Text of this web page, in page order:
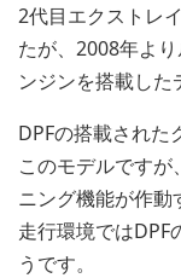
2代目エクストレ
たが、2008年よ
ンジンを搭載した
DPFの搭載された
このモデルです
ニング機能が作動
走行環境ではDPF
うです。